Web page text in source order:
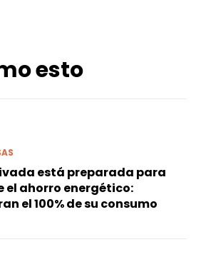
esto
está preparada para
el ahorro energético:
el 100% de su consumo